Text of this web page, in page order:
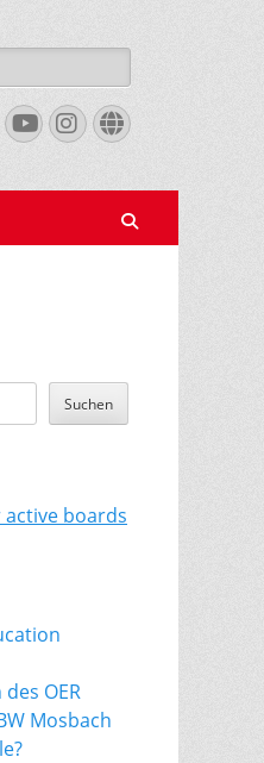
YouTube
Instagram
Website
Suchen
boards
OER
Mosbach